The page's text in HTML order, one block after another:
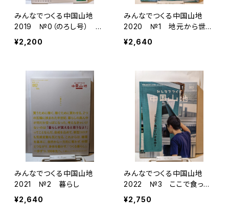
みんなでつくる中国山地
2019 №0（のろし号） 過
疎は終わった！
¥2,200
みんなでつくる中国山地
2020 №1 地元から世界
を創り直す！
¥2,640
みんなでつくる中国山地
2021 №2 暮らし
¥2,640
みんなでつくる中国山地
2022 №3 ここで食って
いけるの？
¥2,750